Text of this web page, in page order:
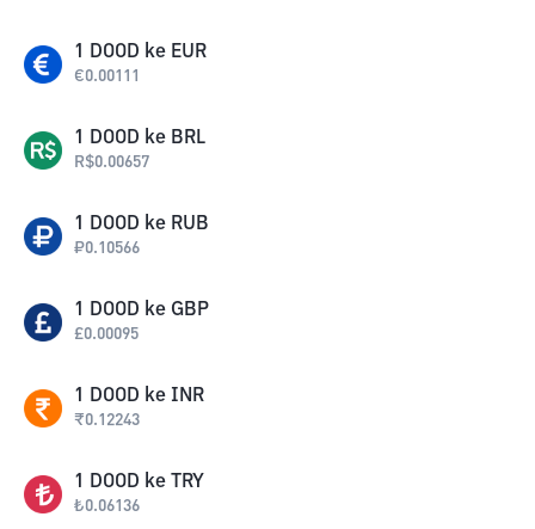
1 DOOD ke EUR
€0.00111
1 DOOD ke BRL
R$0.00657
1 DOOD ke RUB
₽0.10566
1 DOOD ke GBP
£0.00095
1 DOOD ke INR
₹0.12243
1 DOOD ke TRY
₺0.06136